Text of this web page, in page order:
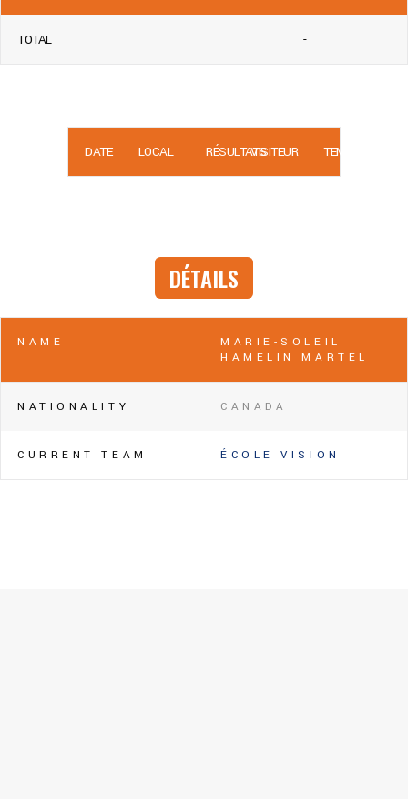
TOTAL -
DATE LOCAL RÉSULTATSVISITEUR TEMPS
DÉTAILS
NAME
MARIE-SOLEIL
HAMELIN MARTEL
NATIONALITY CANADA
CURRENT TEAM ÉCOLE VISION